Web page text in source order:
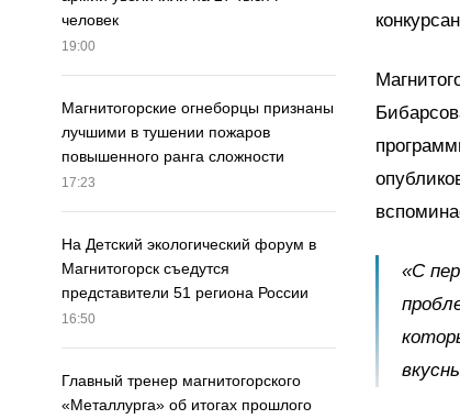
человек
19:00
Магнитогорские огнеборцы признаны
лучшими в тушении пожаров
повышенного ранга сложности
17:23
На Детский экологический форум в
Магнитогорск съедутся
представители 51 региона России
16:50
Главный тренер магнитогорского
«Металлурга» об итогах прошлого
«С